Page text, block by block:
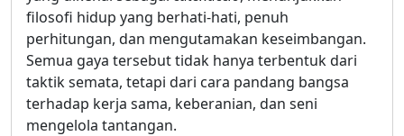
filosofi hidup yang berhati-hati, penuh
perhitungan, dan mengutamakan keseimbangan.
Semua gaya tersebut tidak hanya terbentuk dari
taktik semata, tetapi dari cara pandang bangsa
terhadap kerja sama, keberanian, dan seni
mengelola tantangan.